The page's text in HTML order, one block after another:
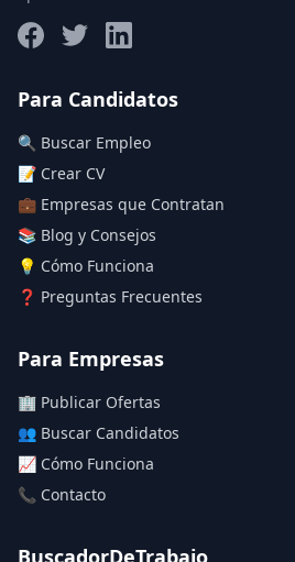
Deja vacío para "sin límite"
Aplicar filtros
Para Candidatos
🔍 Buscar Empleo
📝 Crear CV
💼 Empresas que Contratan
📚 Blog y Consejos
💡 Cómo Funciona
❓ Preguntas Frecuentes
Para Empresas
🏢 Publicar Ofertas
👥 Buscar Candidatos
📈 Cómo Funciona
📞 Contacto
BuscadorDeTrabajo